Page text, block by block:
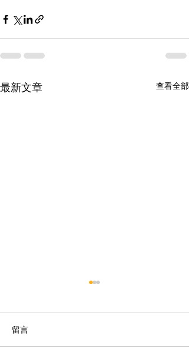
最新文章 查看全部
留言